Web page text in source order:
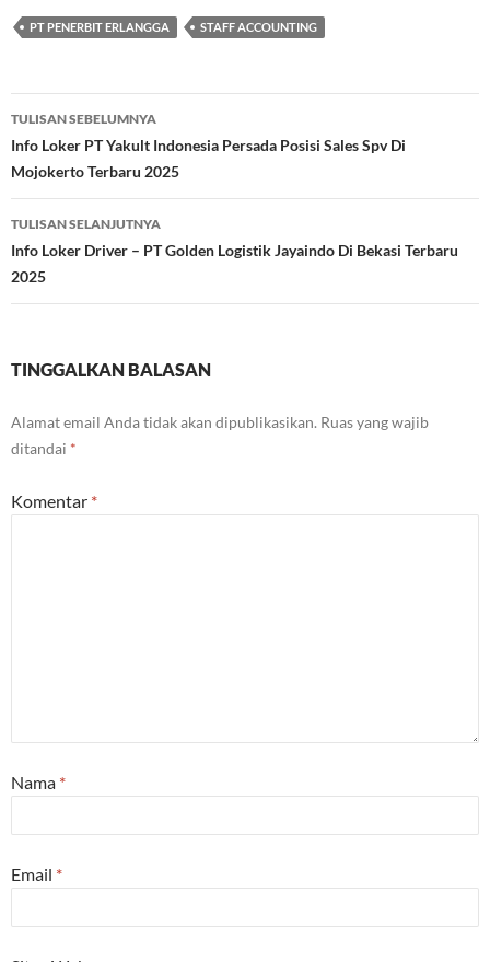
PT PENERBIT ERLANGGA STAFF ACCOUNTING
Navigasi
Tulisan
TULISAN SEBELUMNYA
Info Loker PT Yakult Indonesia Persada Posisi Sales Spv Di
Mojokerto Terbaru 2025
TULISAN SELANJUTNYA
Info Loker Driver – PT Golden Logistik Jayaindo Di Bekasi Terbaru
2025
TINGGALKAN BALASAN
Alamat email Anda tidak akan dipublikasikan. Ruas yang wajib
ditandai *
Komentar *
Nama *
Email *